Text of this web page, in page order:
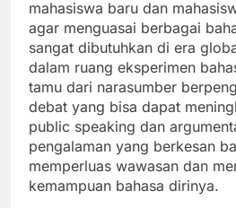
mahasiswa baru dan
agar menguasai berbagai
sangat dibutuhkan di era
dalam ruang eksperimen
tamu dari narasumber
debat yang bisa dapat
public speaking dan
pengalaman yang berkesan
memperluas wawasan dan
kemampuan bahasa dirinya.